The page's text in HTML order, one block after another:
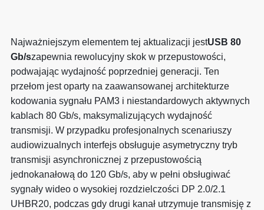
Najważniejszym elementem tej aktualizacji jestUSB 80
Gb/szapewnia rewolucyjny skok w przepustowości,
podwajając wydajność poprzedniej generacji. Ten
przełom jest oparty na zaawansowanej architekturze
kodowania sygnału PAM3 i niestandardowych aktywnych
kablach 80 Gb/s, maksymalizujących wydajność
transmisji. W przypadku profesjonalnych scenariuszy
audiowizualnych interfejs obsługuje asymetryczny tryb
transmisji asynchronicznej z przepustowością
jednokanałową do 120 Gb/s, aby w pełni obsługiwać
sygnały wideo o wysokiej rozdzielczości DP 2.0/2.1
UHBR20, podczas gdy drugi kanał utrzymuje transmisję z